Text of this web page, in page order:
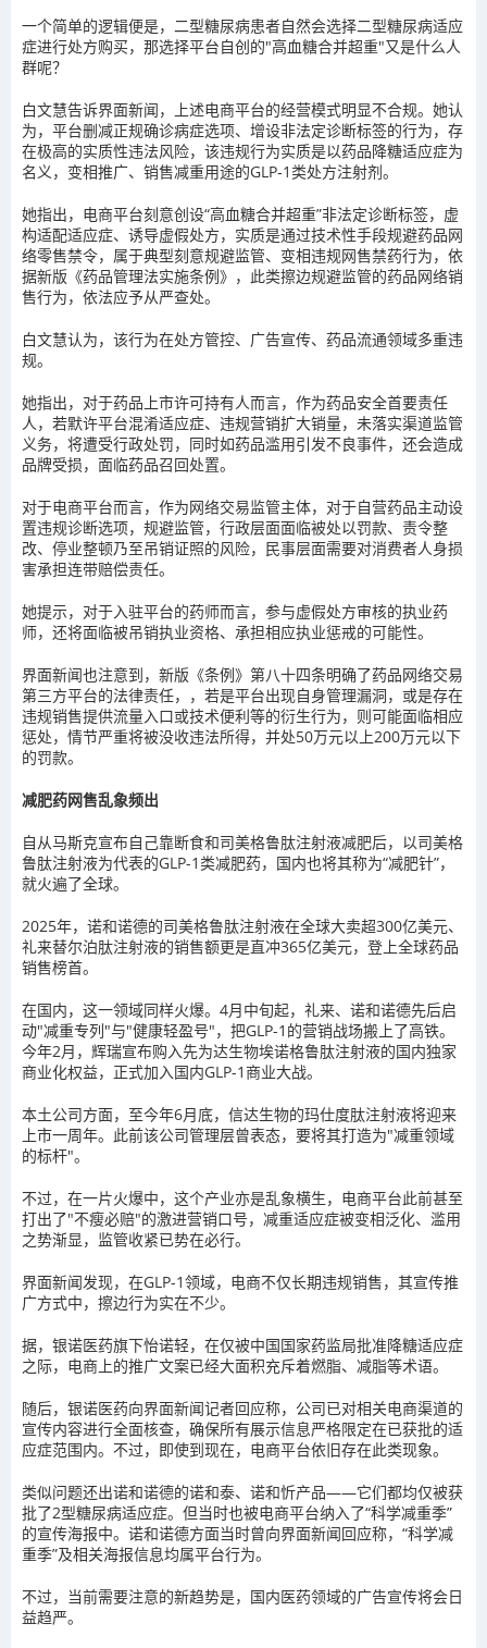
一个简单的逻辑便是，二型糖尿病患者自然会选择二型糖尿病适应
症进行处方购买，那选择平台自创的"高血糖合并超重"又是什么人
群呢？
白文慧告诉界面新闻，上述电商平台的经营模式明显不合规。她认
为，平台删减正规确诊病症选项、增设非法定诊断标签的行为，存
在极高的实质性违法风险，该违规行为实质是以药品降糖适应症为
名义，变相推广、销售减重用途的GLP‑1类处方注射剂。
她指出，电商平台刻意创设“高血糖合并超重”非法定诊断标签，虚
构适配适应症、诱导虚假处方，实质是通过技术性手段规避药品网
络零售禁令，属于典型刻意规避监管、变相违规网售禁药行为，依
据新版《药品管理法实施条例》，此类擦边规避监管的药品网络销
售行为，依法应予从严查处。
白文慧认为，该行为在处方管控、广告宣传、药品流通领域多重违
规。
她指出，对于药品上市许可持有人而言，作为药品安全首要责任
人，若默许平台混淆适应症、违规营销扩大销量，未落实渠道监管
义务，将遭受行政处罚，同时如药品滥用引发不良事件，还会造成
品牌受损，面临药品召回处置。
对于电商平台而言，作为网络交易监管主体，对于自营药品主动设
置违规诊断选项，规避监管，行政层面面临被处以罚款、责令整
改、停业整顿乃至吊销证照的风险，民事层面需要对消费者人身损
害承担连带赔偿责任。
她提示，对于入驻平台的药师而言，参与虚假处方审核的执业药
师，还将面临被吊销执业资格、承担相应执业惩戒的可能性。
界面新闻也注意到，新版《条例》第八十四条明确了药品网络交易
第三方平台的法律责任，，若是平台出现自身管理漏洞，或是存在
违规销售提供流量入口或技术便利等的衍生行为，则可能面临相应
惩处，情节严重将被没收违法所得，并处50万元以上200万元以下
的罚款。
减肥药网售乱象频出
自从马斯克宣布自己靠断食和司美格鲁肽注射液减肥后，以司美格
鲁肽注射液为代表的GLP-1类减肥药，国内也将其称为“减肥针”，
就火遍了全球。
2025年，诺和诺德的司美格鲁肽注射液在全球大卖超300亿美元、
礼来替尔泊肽注射液的销售额更是直冲365亿美元，登上全球药品
销售榜首。
在国内，这一领域同样火爆。4月中旬起，礼来、诺和诺德先后启
动"减重专列"与"健康轻盈号"，把GLP-1的营销战场搬上了高铁。
今年2月，辉瑞宣布购入先为达生物埃诺格鲁肽注射液的国内独家
商业化权益，正式加入国内GLP-1商业大战。
本土公司方面，至今年6月底，信达生物的玛仕度肽注射液将迎来
上市一周年。此前该公司管理层曾表态，要将其打造为"减重领域
的标杆"。
不过，在一片火爆中，这个产业亦是乱象横生，电商平台此前甚至
打出了"不瘦必赔"的激进营销口号，减重适应症被变相泛化、滥用
之势渐显，监管收紧已势在必行。
界面新闻发现，在GLP-1领域，电商不仅长期违规销售，其宣传推
广方式中，擦边行为实在不少。
据，银诺医药旗下怡诺轻，在仅被中国国家药监局批准降糖适应症
之际，电商上的推广文案已经大面积充斥着燃脂、减脂等术语。
随后，银诺医药向界面新闻记者回应称，公司已对相关电商渠道的
宣传内容进行全面核查，确保所有展示信息严格限定在已获批的适
应症范围内。不过，即使到现在，电商平台依旧存在此类现象。
类似问题还出诺和诺德的诺和泰、诺和忻产品——它们都均仅被获
批了2型糖尿病适应症。但当时也被电商平台纳入了“科学减重季”
的宣传海报中。诺和诺德方面当时曾向界面新闻回应称，“科学减
重季”及相关海报信息均属平台行为。
不过，当前需要注意的新趋势是，国内医药领域的广告宣传将会日
益趋严。